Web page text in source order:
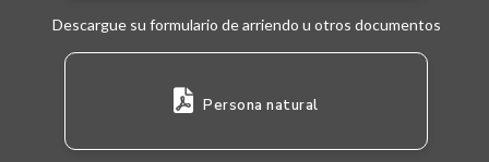
Descargue su formulario de arriendo u otros documentos
Persona natural